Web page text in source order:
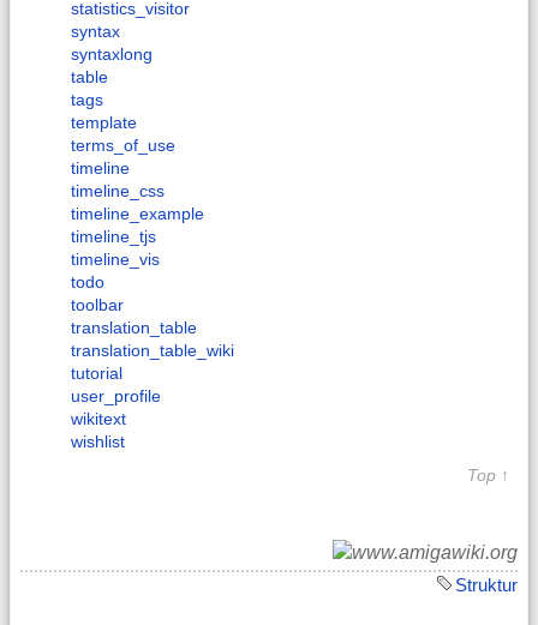
statistics_visitor
syntax
syntaxlong
table
tags
template
terms_of_use
timeline
timeline_css
timeline_example
timeline_tjs
timeline_vis
todo
toolbar
translation_table
translation_table_wiki
tutorial
user_profile
wikitext
wishlist
Top ↑
Struktur